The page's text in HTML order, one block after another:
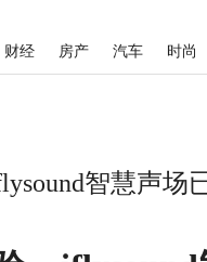
财经 房产 汽车 时尚
智慧声场